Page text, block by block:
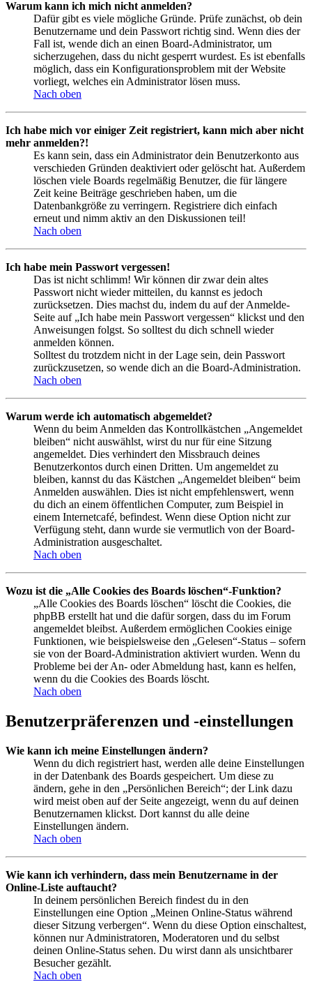
Warum kann ich mich nicht anmelden?
Dafür gibt es viele mögliche Gründe. Prüfe zunächst, ob dein
Benutzername und dein Passwort richtig sind. Wenn dies der
Fall ist, wende dich an einen Board-Administrator, um
sicherzugehen, dass du nicht gesperrt wurdest. Es ist ebenfalls
möglich, dass ein Konfigurationsproblem mit der Website
vorliegt, welches ein Administrator lösen muss.
Nach oben
Ich habe mich vor einiger Zeit registriert, kann mich aber nicht
mehr anmelden?!
Es kann sein, dass ein Administrator dein Benutzerkonto aus
verschieden Gründen deaktiviert oder gelöscht hat. Außerdem
löschen viele Boards regelmäßig Benutzer, die für längere
Zeit keine Beiträge geschrieben haben, um die
Datenbankgröße zu verringern. Registriere dich einfach
erneut und nimm aktiv an den Diskussionen teil!
Nach oben
Ich habe mein Passwort vergessen!
Das ist nicht schlimm! Wir können dir zwar dein altes
Passwort nicht wieder mitteilen, du kannst es jedoch
zurücksetzen. Dies machst du, indem du auf der Anmelde-
Seite auf „Ich habe mein Passwort vergessen“ klickst und den
Anweisungen folgst. So solltest du dich schnell wieder
anmelden können.
Solltest du trotzdem nicht in der Lage sein, dein Passwort
zurückzusetzen, so wende dich an die Board-Administration.
Nach oben
Warum werde ich automatisch abgemeldet?
Wenn du beim Anmelden das Kontrollkästchen „Angemeldet
bleiben“ nicht auswählst, wirst du nur für eine Sitzung
angemeldet. Dies verhindert den Missbrauch deines
Benutzerkontos durch einen Dritten. Um angemeldet zu
bleiben, kannst du das Kästchen „Angemeldet bleiben“ beim
Anmelden auswählen. Dies ist nicht empfehlenswert, wenn
du dich an einem öffentlichen Computer, zum Beispiel in
einem Internetcafé, befindest. Wenn diese Option nicht zur
Verfügung steht, dann wurde sie vermutlich von der Board-
Administration ausgeschaltet.
Nach oben
Wozu ist die „Alle Cookies des Boards löschen“-Funktion?
„Alle Cookies des Boards löschen“ löscht die Cookies, die
phpBB erstellt hat und die dafür sorgen, dass du im Forum
angemeldet bleibst. Außerdem ermöglichen Cookies einige
Funktionen, wie beispielsweise den „Gelesen“-Status – sofern
sie von der Board-Administration aktiviert wurden. Wenn du
Probleme bei der An- oder Abmeldung hast, kann es helfen,
wenn du die Cookies des Boards löscht.
Nach oben
Benutzerpräferenzen und -einstellungen
Wie kann ich meine Einstellungen ändern?
Wenn du dich registriert hast, werden alle deine Einstellungen
in der Datenbank des Boards gespeichert. Um diese zu
ändern, gehe in den „Persönlichen Bereich“; der Link dazu
wird meist oben auf der Seite angezeigt, wenn du auf deinen
Benutzernamen klickst. Dort kannst du alle deine
Einstellungen ändern.
Nach oben
Wie kann ich verhindern, dass mein Benutzername in der
Online-Liste auftaucht?
In deinem persönlichen Bereich findest du in den
Einstellungen eine Option „Meinen Online-Status während
dieser Sitzung verbergen“. Wenn du diese Option einschaltest,
können nur Administratoren, Moderatoren und du selbst
deinen Online-Status sehen. Du wirst dann als unsichtbarer
Besucher gezählt.
Nach oben